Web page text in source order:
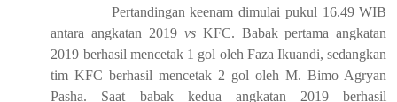
Pertandingankeenam dimulai pukul 16.49WIB
antara angkatan 2019 vsKFC. Babak pertama angkatan
2019 berhasil mencetak 1 gol oleh Faza Ikuandi, sedangkan
tim KFC berhasil mencetak 2 gol olehM. Bimo Agryan
Pasha. Saat babak kedua angkatan 2019 berhasil